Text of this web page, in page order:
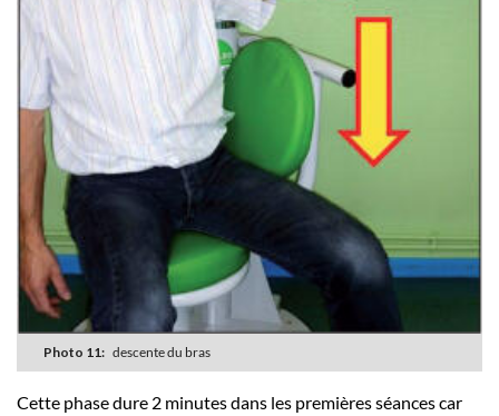
Photo 11: descente du bras
Cette phase dure 2 minutes dans les premières séances car